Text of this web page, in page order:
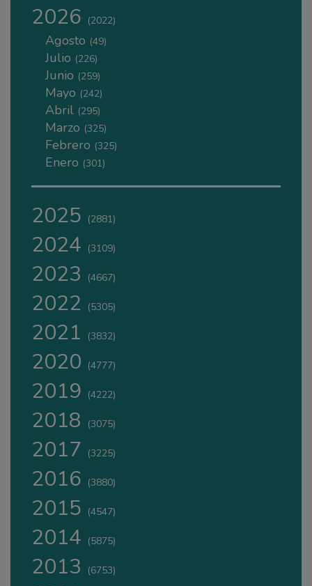
2026 (2022)
Agosto (49)
Julio (226)
Junio (259)
Mayo (242)
Abril (295)
Marzo (325)
Febrero (325)
Enero (301)
2025 (2881)
2024 (3109)
2023 (4667)
2022 (5305)
2021 (3832)
2020 (4777)
2019 (4222)
2018 (3075)
2017 (3225)
2016 (3880)
2015 (4547)
2014 (5875)
2013 (6753)